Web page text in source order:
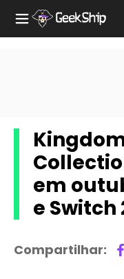
em
e Switch
Compartilhar: